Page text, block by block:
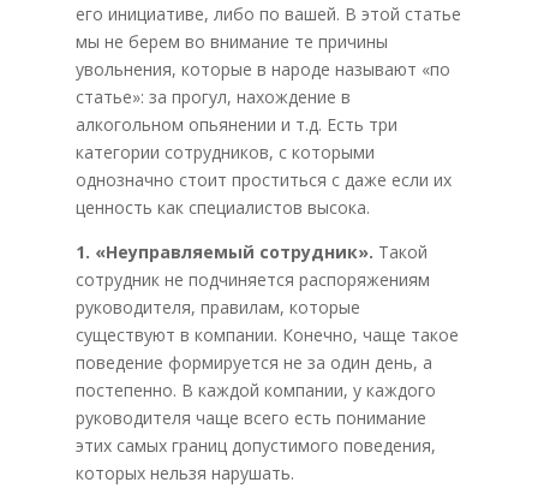
его инициативе, либо по вашей. В этой статье
мы не берем во внимание те причины
увольнения, которые в народе называют «по
статье»: за прогул, нахождение в
алкогольном опьянении и т.д. Есть три
категории сотрудников, с которыми
однозначно стоит проститься с даже если их
ценность как специалистов высока.
1. «Неуправляемый сотрудник». Такой
сотрудник не подчиняется распоряжениям
руководителя, правилам, которые
существуют в компании. Конечно, чаще такое
поведение формируется не за один день, а
постепенно. В каждой компании, у каждого
руководителя чаще всего есть понимание
этих самых границ допустимого поведения,
которых нельзя нарушать.